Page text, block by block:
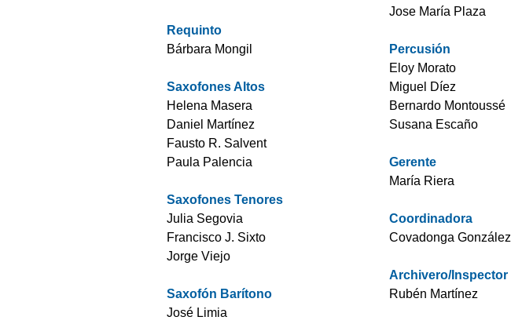
Requinto
Bárbara Mongil
Saxofones Altos
Helena Masera
Daniel Martínez
Fausto R. Salvent
Paula Palencia
Saxofones Tenores
Julia Segovia
Francisco J. Sixto
Jorge Viejo
Saxofón Barítono
José Limia
Jose María Plaza
Percusión
Eloy Morato
Miguel Díez
Bernardo Montoussé
Susana Escaño
Gerente
María Riera
Coordinadora
Covadonga González
Archivero/Inspector
Rubén Martínez